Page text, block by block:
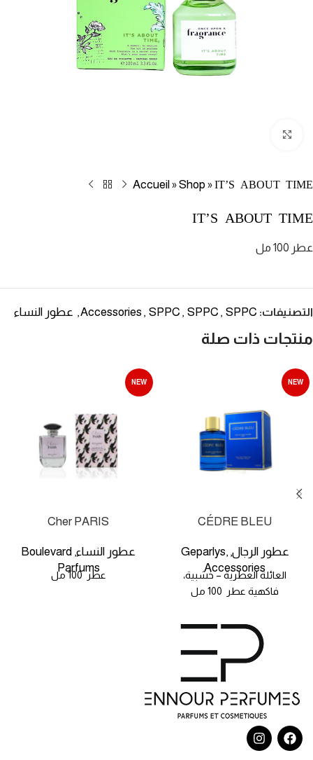
Accueil »Shop»IT’S ABOUT TIME
IT’S ABOUT TIME
عطر 100 مل
التصنيفات: Accessories , SPPC , SPPC , SPPC
, عطور النساء
منتجات ذات صلة
NEW
CÉDRE BLEU
عطور الرجال,
Geparlys,
Accessories
العائلة العطرية – خشبية،
فاكهية عطر 100 مل
NEW
Cher PARIS
عطور النساء,
Boulevard
Parfums
عطر 100 مل